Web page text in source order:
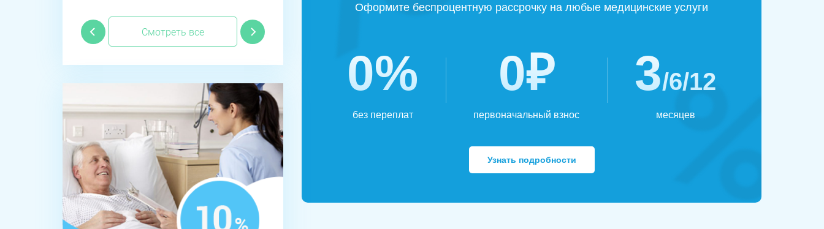
Оформите беспроцентную рассрочку на любые медицинские услуги
0%
без переплат
0₽
первоначальный взнос
3/6/12
месяцев
Узнать подробности
Смотреть все